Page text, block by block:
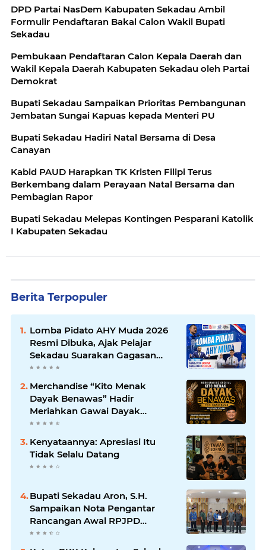
DPD Partai NasDem Kabupaten Sekadau Ambil
Formulir Pendaftaran Bakal Calon Wakil Bupati
Sekadau
Pembukaan Pendaftaran Calon Kepala Daerah dan
Wakil Kepala Daerah Kabupaten Sekadau oleh Partai
Demokrat
Bupati Sekadau Sampaikan Prioritas Pembangunan
Jembatan Sungai Kapuas kepada Menteri PU
Bupati Sekadau Hadiri Natal Bersama di Desa
Canayan
Kabid PAUD Harapkan TK Kristen Filipi Terus
Berkembang dalam Perayaan Natal Bersama dan
Pembagian Rapor
Bupati Sekadau Melepas Kontingen Pesparani Katolik
I Kabupaten Sekadau
Berita Terpopuler
Lomba Pidato AHY Muda 2026
Resmi Dibuka, Ajak Pelajar
Sekadau Suarakan Gagasan
untuk Masa Depan Bangsa
Merchandise “Kito Menak
Dayak Benawas” Hadir
Meriahkan Gawai Dayak
Kabupaten Sekadau 2026
Kenyataannya: Apresiasi Itu
Tidak Selalu Datang
Bupati Sekadau Aron, S.H.
Sampaikan Nota Pengantar
Rancangan Awal RPJPD
Kabupaten Sekadau 2025-2045